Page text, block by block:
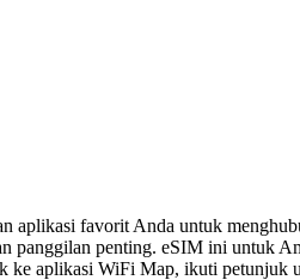
favorit Anda untuk
panggilan penting. eSIM ini untuk
ke aplikasi WiFi Map, ikuti